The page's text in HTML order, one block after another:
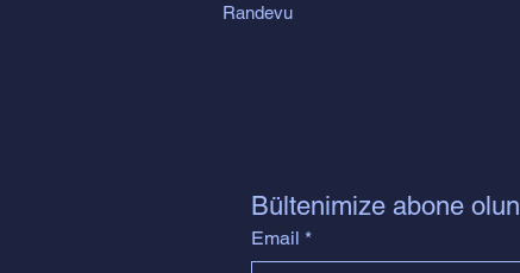
Randevu
Bültenimize abone olun
Email *